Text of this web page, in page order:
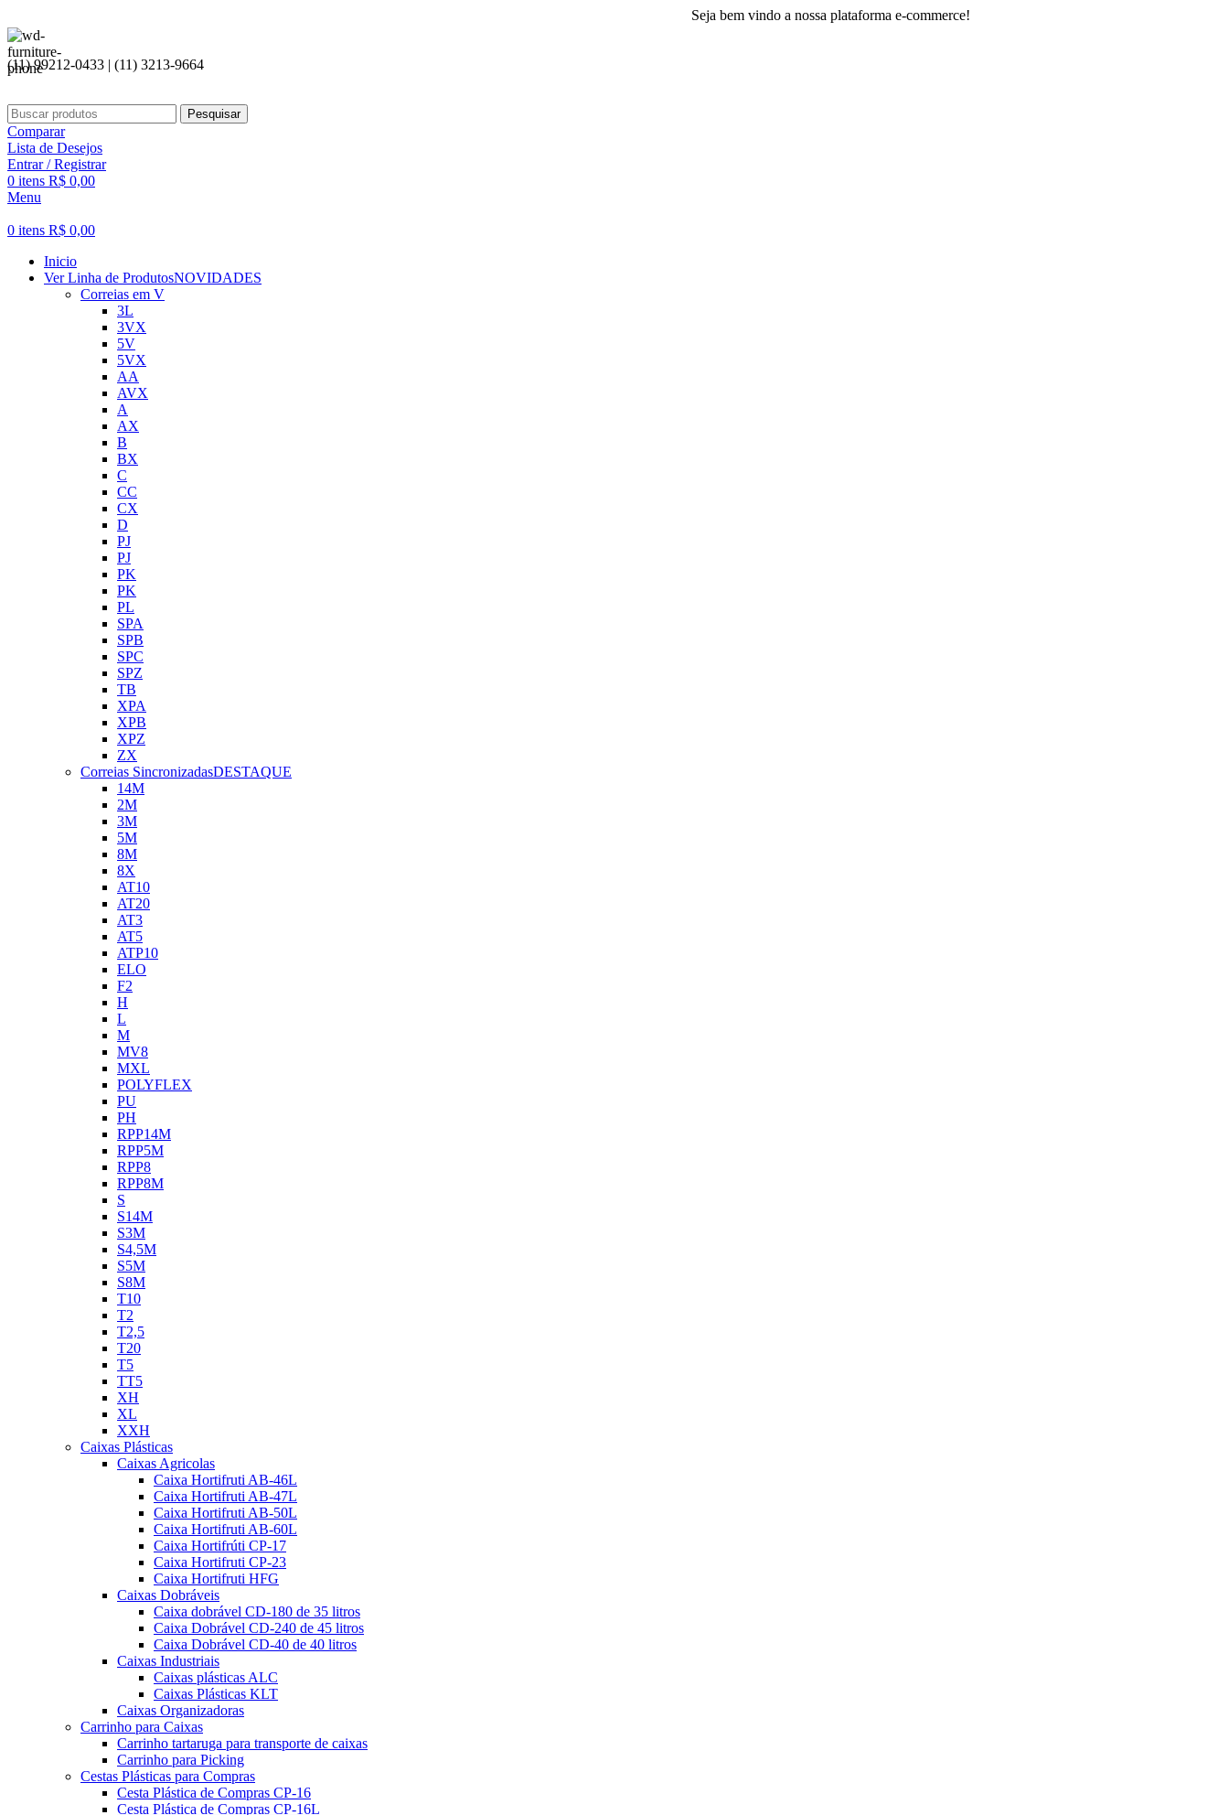
Seja bem vindo a nossa plataforma e-commerce!
(11) 99212-0433 | (11) 3213-9664
Pesquisar
Comparar
Lista de Desejos
Entrar / Registrar
0 itens R$ 0,00
Menu
0 itens R$ 0,00
Inicio
Ver Linha de ProdutosNOVIDADES
Correias em V
3L
3VX
5V
5VX
AA
AVX
A
AX
B
BX
C
CC
CX
D
PJ
PJ
PK
PK
PL
SPA
SPB
SPC
SPZ
TB
XPA
XPB
XPZ
ZX
Correias SincronizadasDESTAQUE
14M
2M
3M
5M
8M
8X
AT10
AT20
AT3
AT5
ATP10
ELO
F2
H
L
M
MV8
MXL
POLYFLEX
PU
PH
RPP14M
RPP5M
RPP8
RPP8M
S
S14M
S3M
S4,5M
S5M
S8M
T10
T2
T2,5
T20
T5
TT5
XH
XL
XXH
Caixas Plásticas
Caixas Agricolas
Caixa Hortifruti AB-46L
Caixa Hortifruti AB-47L
Caixa Hortifruti AB-50L
Caixa Hortifruti AB-60L
Caixa Hortifrúti CP-17
Caixa Hortifruti CP-23
Caixa Hortifruti HFG
Caixas Dobráveis
Caixa dobrável CD-180 de 35 litros
Caixa Dobrável CD-240 de 45 litros
Caixa Dobrável CD-40 de 40 litros
Caixas Industriais
Caixas plásticas ALC
Caixas Plásticas KLT
Caixas Organizadoras
Carrinho para Caixas
Carrinho tartaruga para transporte de caixas
Carrinho para Picking
Cestas Plásticas para Compras
Cesta Plástica de Compras CP-16
Cesta Plástica de Compras CP-16L